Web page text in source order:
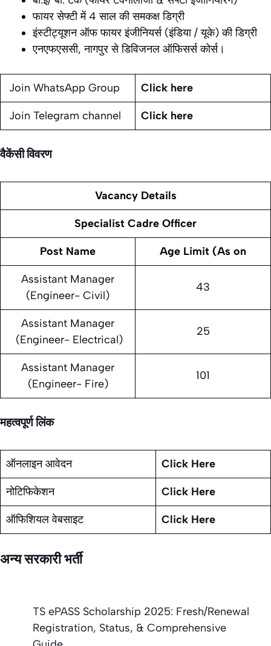
फायर सेफ्टी में 4 साल की समकक्ष डिग्री
इंस्टीट्यूशन ऑफ फायर इंजीनियर्स (इंडिया / यूके) की डिग्री
एनएफएससी, नागपुर से डिविजनल ऑफिसर्स कोर्स।
Join WhatsApp Group Click here
Join Telegram channel Click here
वैकेंसी विवरण
Vacancy Details
Specialist Cadre Officer
Post Name Age Limit (As on
Assistant Manager
(Engineer- Civil)
43
Assistant Manager
(Engineer- Electrical)
25
Assistant Manager
(Engineer- Fire)
101
महत्वपूर्ण लिंक
ऑनलाइन आवेदन Click Here
नोटिफिकेशन Click Here
ऑफिशियल वेबसाइट Click Here
अन्य सरकारी भर्ती
TS ePASS Scholarship 2025: Fresh/Renewal
Registration, Status, & Comprehensive